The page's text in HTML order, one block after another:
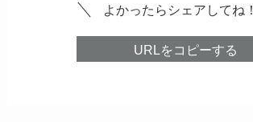
よかったらシェアしてね！
URLをコピーする